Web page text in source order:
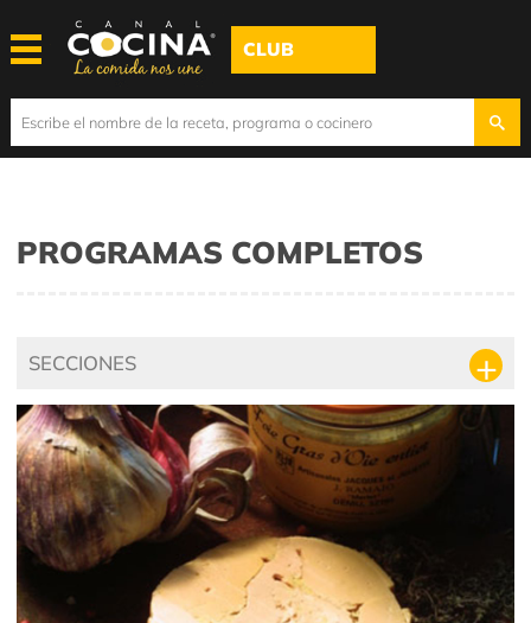
CLUB
PROGRAMAS COMPLETOS
SECCIONES